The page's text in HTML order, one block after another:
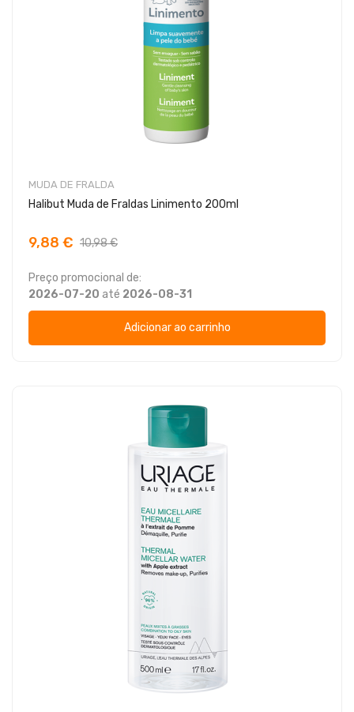
MUDA DE FRALDA
Halibut Muda de Fraldas Linimento 200ml
9,88 € 10,98 €
Preço promocional de:
2026-07-20 até 2026-08-31
Adicionar ao carrinho